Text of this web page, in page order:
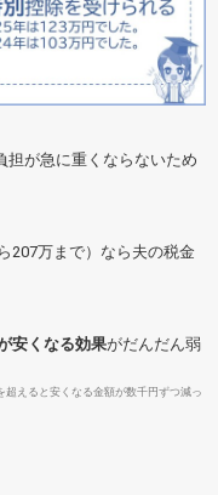
担が急に重くならないため
207万まで）なら夫の税金
安くなる効果がだんだん弱
えると安くなる金額が数千円ずつ減っ